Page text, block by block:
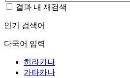
결과 내 재검색
인기 검색어
다국어 입력
히라가나
가타카나